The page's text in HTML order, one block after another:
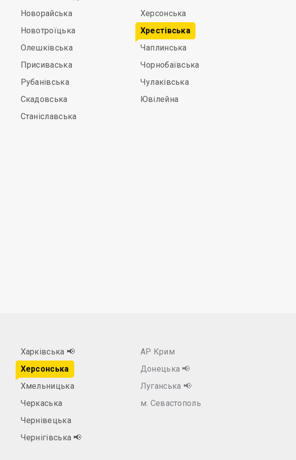
Новорайська
Новотроїцька
Олешківська
Присиваська
Рубанівська
Скадовська
Станіславська
Херсонська
Хрестівська
Чаплинська
Чорнобаївська
Чулаківська
Ювілейна
Харківська 📢
Херсонська
Хмельницька
Черкаська
Чернівецька
Чернігівська 📢
АР Крим
Донецька 📢
Луганська 📢
м. Севастополь